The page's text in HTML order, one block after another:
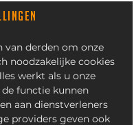
van derden om onze
noodzakelijke cookies
werkt als u onze
de functie kunnen
aan dienstverleners
providers geven ook